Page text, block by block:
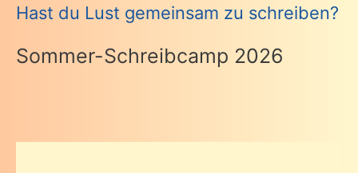
Hast du Lust gemeinsam zu schreiben?
Sommer-Schreibcamp 2026